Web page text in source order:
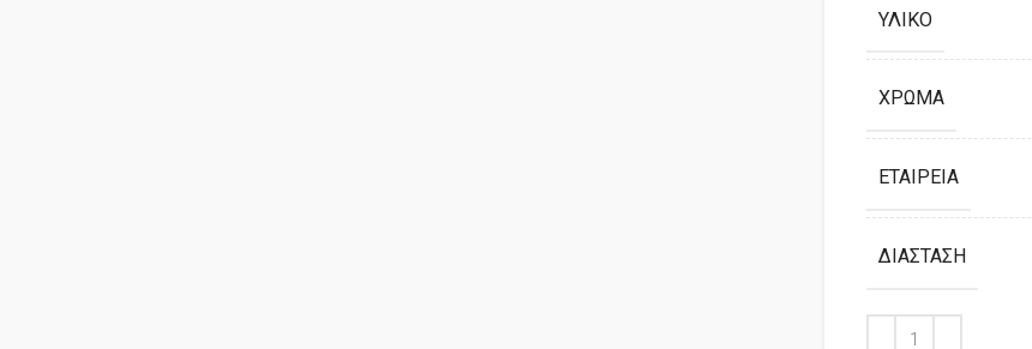
ΥΛΙΚΌ
ΧΡΏΜΑ
ΕΤΑΙΡΕΊΑ
ΔΙΆΣΤΑΣΗ